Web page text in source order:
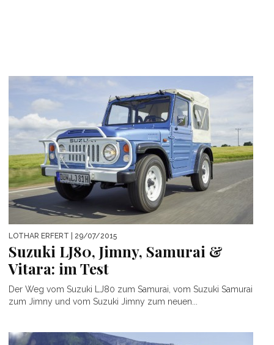
LOTHAR ERFERT | 29/07/2015
Suzuki LJ80, Jimny, Samurai &
Vitara: im Test
Der Weg vom Suzuki LJ80 zum Samurai, vom Suzuki Samurai
zum Jimny und vom Suzuki Jimny zum neuen...